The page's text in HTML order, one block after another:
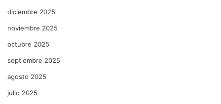
diciembre 2025
noviembre 2025
octubre 2025
septiembre 2025
agosto 2025
julio 2025